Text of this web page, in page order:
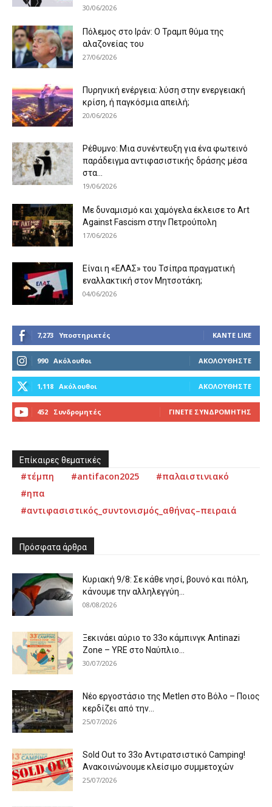
30/06/2026
Πόλεμος στο Ιράν: Ο Τραμπ θύμα της
αλαζονείας του
27/06/2026
Πυρηνική ενέργεια: λύση στην ενεργειακή
κρίση, ή παγκόσμια απειλή;
20/06/2026
Ρέθυμνο: Μια συνέντευξη για ένα φωτεινό
παράδειγμα αντιφασιστικής δράσης μέσα
στα...
19/06/2026
Με δυναμισμό και χαμόγελα έκλεισε το Art
Against Fascism στην Πετρούπολη
17/06/2026
Είναι η «ΕΛΑΣ» του Τσίπρα πραγματική
εναλλακτική στον Μητσοτάκη;
04/06/2026
7,273 Υποστηρικτές ΚΆΝΤΕ LIKE
990 Ακόλουθοι ΑΚΟΛΟΥΘΉΣΤΕ
1,118 Ακόλουθοι ΑΚΟΛΟΥΘΉΣΤΕ
452 Συνδρομητές ΓΊΝΕΤΕ ΣΥΝΔΡΟΜΗΤΉΣ
Επίκαιρες θεματικές
#τέμπη #antifacon2025
#παλαιστινιακό
#ηπα
#αντιφασιστικός_συντονισμός_αθήνας–πειραιά
Πρόσφατα άρθρα
Κυριακή 9/8: Σε κάθε νησί, βουνό και πόλη,
κάνουμε την αλληλεγγύη...
08/08/2026
Ξεκινάει αύριο το 33ο κάμπινγκ Antinazi
Zone – YRE στο Ναύπλιο...
30/07/2026
Νέο εργοστάσιο της Metlen στο Βόλο – Ποιος
κερδίζει από την...
25/07/2026
Sold Out το 33ο Αντιρατσιστικό Camping!
Ανακοινώνουμε κλείσιμο συμμετοχών
25/07/2026